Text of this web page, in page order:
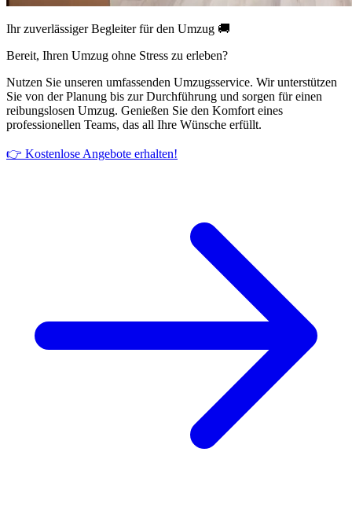
Ihr zuverlässiger Begleiter für den Umzug 🚚
Bereit, Ihren Umzug ohne Stress zu erleben?
Nutzen Sie unseren umfassenden Umzugsservice. Wir unterstützen
Sie von der Planung bis zur Durchführung und sorgen für einen
reibungslosen Umzug. Genießen Sie den Komfort eines
professionellen Teams, das all Ihre Wünsche erfüllt.
👉 Kostenlose Angebote erhalten!